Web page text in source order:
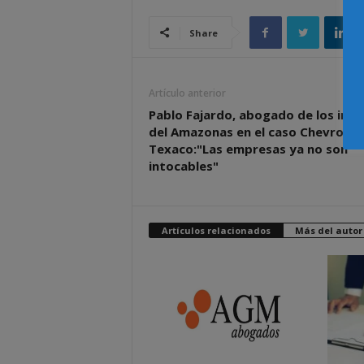
Share
Artículo anterior
Pablo Fajardo, abogado de los
del Amazonas en el caso Chevron
Texaco:"Las empresas ya no son
intocables"
Artículos relacionados Más del autor